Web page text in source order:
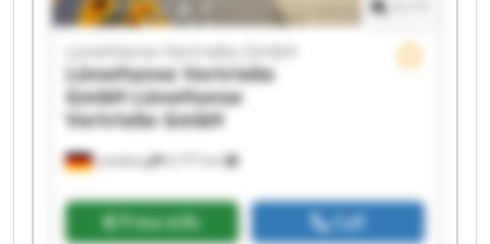
Lüneburg 6,777 km
LüneHanse Vertriebs GmbH
LüneHanse Vertriebs
GmbH LüneHanse
Vertriebs GmbH
Price info Call